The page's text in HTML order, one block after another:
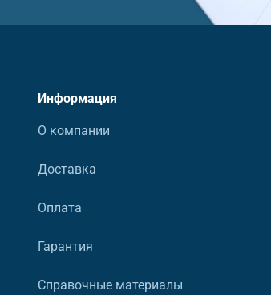
Информация
О компании
Доставка
Оплата
Гарантия
Справочные материалы